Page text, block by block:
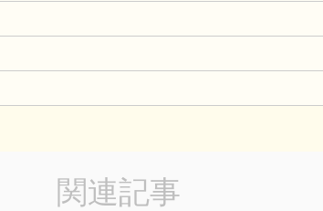
関連記事